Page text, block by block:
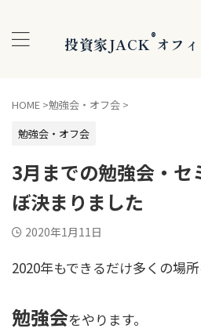
投資家JACK®オフ
HOME >勉強会・オフ会 >
勉強会・オフ会
3月までの勉強会・セ
ぼ決まりました
2020年1月11日
2020年もできるだけ多くの場
勉強会をやります。